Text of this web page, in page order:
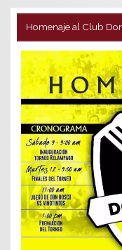
Homenaje al Club